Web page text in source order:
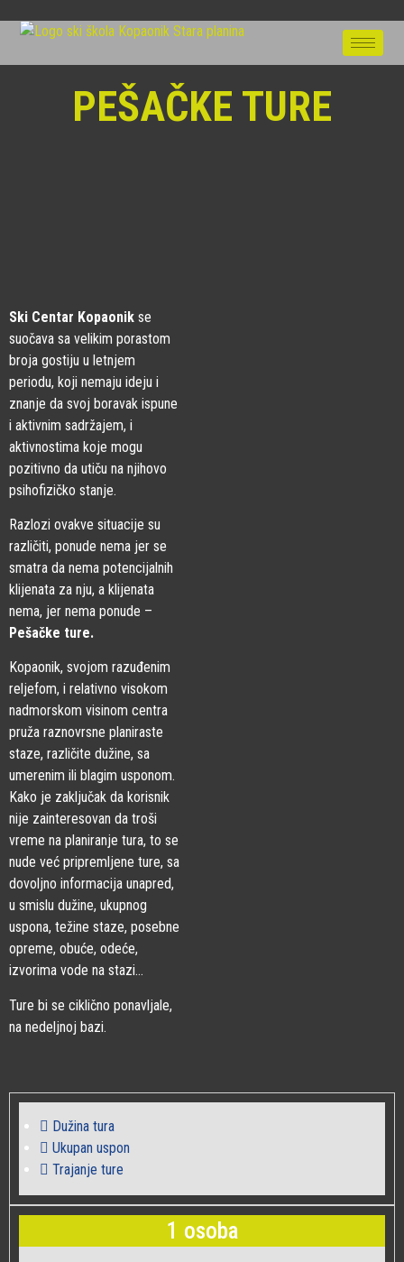
PEŠAČKE TURE
Ski Centar Kopaonik se
suočava sa velikim porastom
broja gostiju u letnjem
periodu, koji nemaju ideju i
znanje da svoj boravak ispune
i aktivnim sadržajem, i
aktivnostima koje mogu
pozitivno da utiču na njihovo
psihofizičko stanje.
Razlozi ovakve situacije su
različiti, ponude nema jer se
smatra da nema potencijalnih
klijenata za nju, a klijenata
nema, jer nema ponude –
Pešačke ture.
Kopaonik, svojom razuđenim
reljefom, i relativno visokom
nadmorskom visinom centra
pruža raznovrsne planiraste
staze, različite dužine, sa
umerenim ili blagim usponom.
Kako je zaključak da korisnik
nije zainteresovan da troši
vreme na planiranje tura, to se
nude već pripremljene ture, sa
dovoljno informacija unapred,
u smislu dužine, ukupnog
uspona, težine staze, posebne
opreme, obuće, odeće,
izvorima vode na stazi…
Ture bi se ciklično ponavljale,
na nedeljnoj bazi.
Dužina tura
Ukupan uspon
Trajanje ture
1 osoba